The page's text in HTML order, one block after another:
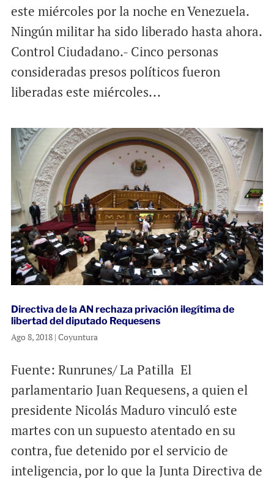
este miércoles por la noche en Venezuela.
Ningún militar ha sido liberado hasta ahora.
Control Ciudadano.- Cinco personas
consideradas presos políticos fueron
liberadas este miércoles...
Directiva de la AN rechaza privación ilegítima de
libertad del diputado Requesens
Ago 8, 2018| Coyuntura
Fuente: Runrunes/ La Patilla El
parlamentario Juan Requesens, a quien el
presidente Nicolás Maduro vinculó este
martes con un supuesto atentado en su
contra, fue detenido por el servicio de
inteligencia, por lo que la Junta Directiva de